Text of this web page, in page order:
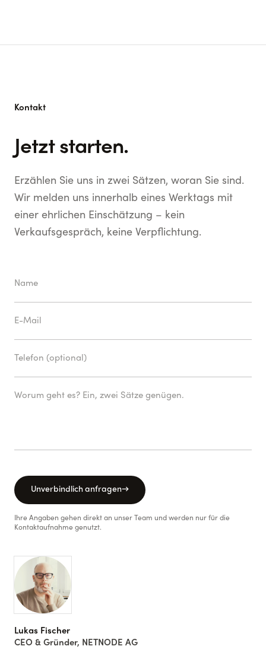
Kontakt
Jetzt starten.
Erzählen Sie uns in zwei Sätzen, woran Sie sind.
Wir melden uns innerhalb eines Werktags mit
einer ehrlichen Einschätzung – kein
Verkaufsgespräch, keine Verpflichtung.
Unverbindlich anfragen→
Ihre Angaben gehen direkt an unser Team und werden nur für die
Kontaktaufnahme genutzt.
Lukas Fischer
CEO & Gründer, NETNODE AG